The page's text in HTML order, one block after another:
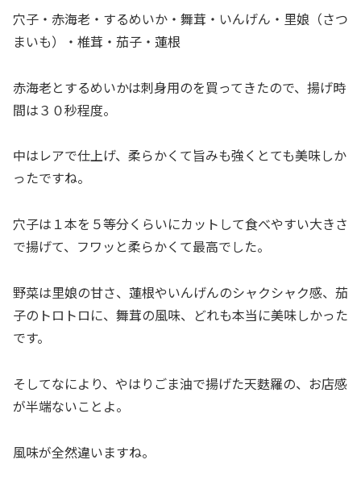
穴子・赤海老・するめいか・舞茸・いんげん・里娘（さつ
まいも）・椎茸・茄子・蓮根
赤海老とするめいかは刺身用のを買ってきたので、揚げ時
間は３０秒程度。
中はレアで仕上げ、柔らかくて旨みも強くとても美味しか
ったですね。
穴子は１本を５等分くらいにカットして食べやすい大きさ
で揚げて、フワッと柔らかくて最高でした。
野菜は里娘の甘さ、蓮根やいんげんのシャクシャク感、茄
子のトロトロに、舞茸の風味、どれも本当に美味しかった
です。
そしてなにより、やはりごま油で揚げた天麩羅の、お店感
が半端ないことよ。
風味が全然違いますね。